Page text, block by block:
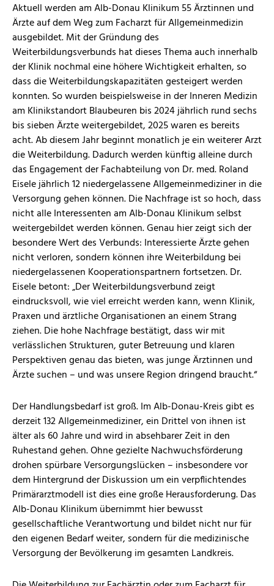
Aktuell werden am Alb-Donau Klinikum 55 Ärztinnen und
Ärzte auf dem Weg zum Facharzt für Allgemeinmedizin
ausgebildet. Mit der Gründung des
Weiterbildungsverbunds hat dieses Thema auch innerhalb
der Klinik nochmal eine höhere Wichtigkeit erhalten, so
dass die Weiterbildungs­kapazitäten gesteigert werden
konnten. So wurden beispielsweise in der Inneren Medizin
am Klinikstandort Blaubeuren bis 2024 jährlich rund sechs
bis sieben Ärzte weitergebildet, 2025 waren es bereits
acht. Ab diesem Jahr beginnt monatlich je ein weiterer Arzt
die Weiterbildung. Dadurch werden künftig alleine durch
das Engagement der Fachabteilung von Dr. med. Roland
Eisele jährlich 12 niedergelassene Allgemein­mediziner in die
Versorgung gehen können. Die Nachfrage ist so hoch, dass
nicht alle Interessenten am Alb-Donau Klinikum selbst
weitergebildet werden können. Genau hier zeigt sich der
besondere Wert des Verbunds: Interessierte Ärzte gehen
nicht verloren, sondern können ihre Weiterbildung bei
niedergelassenen Kooperationspartnern fortsetzen. Dr.
Eisele betont: „Der Weiterbildungsverbund zeigt
eindrucksvoll, wie viel erreicht werden kann, wenn Klinik,
Praxen und ärztliche Organisationen an einem Strang
ziehen. Die hohe Nachfrage bestätigt, dass wir mit
verlässlichen Strukturen, guter Betreuung und klaren
Perspektiven genau das bieten, was junge Ärztinnen und
Ärzte suchen – und was unsere Region dringend braucht.“
Der Handlungsbedarf ist groß. Im Alb-Donau-Kreis gibt es
derzeit 132 Allgemeinmediziner, ein Drittel von ihnen ist
älter als 60 Jahre und wird in absehbarer Zeit in den
Ruhestand gehen. Ohne gezielte Nach­wuchs­förderung
drohen spürbare Versorgungslücken – insbesondere vor
dem Hintergrund der Diskussion um ein verpflichtendes
Primärarztmodell ist dies eine große Herausforderung. Das
Alb-Donau Klinikum übernimmt hier bewusst
gesellschaftliche Verantwortung und bildet nicht nur für
den eigenen Bedarf weiter, sondern für die medizinische
Versorgung der Bevölkerung im gesamten Landkreis.